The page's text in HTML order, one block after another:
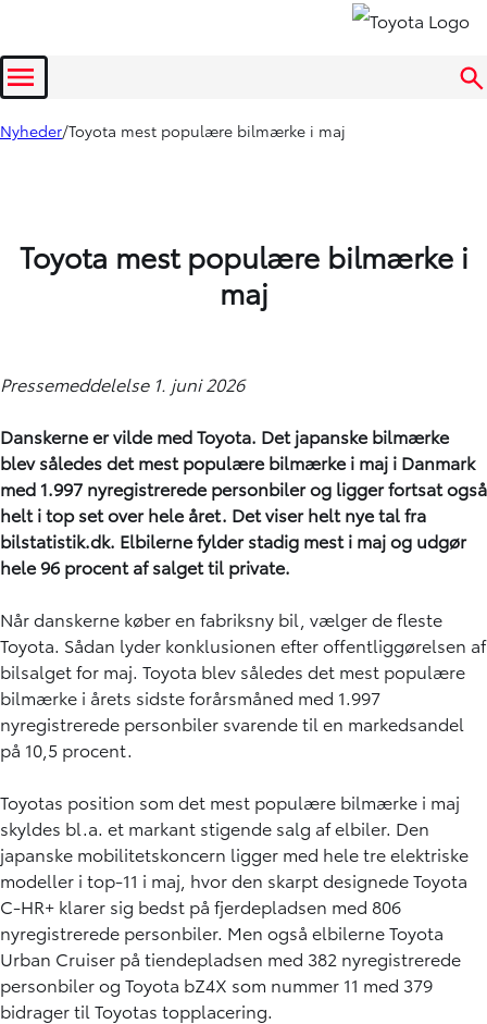
Menu
Nyheder Toyota mest populære bilmærke i maj
Toyota mest populære bilmærke i
maj
Pressemeddelelse 1. juni 2026
Danskerne er vilde med Toyota. Det japanske bilmærke
blev således det mest populære bilmærke i maj i Danmark
med 1.997 nyregistrerede personbiler og ligger fortsat også
helt i top set over hele året. Det viser helt nye tal fra
bilstatistik.dk. Elbilerne fylder stadig mest i maj og udgør
hele 96 procent af salget til private.
Når danskerne køber en fabriksny bil, vælger de fleste
Toyota. Sådan lyder konklusionen efter offentliggørelsen af
bilsalget for maj. Toyota blev således det mest populære
bilmærke i årets sidste forårsmåned med 1.997
nyregistrerede personbiler svarende til en markedsandel
på 10,5 procent.
Toyotas position som det mest populære bilmærke i maj
skyldes bl.a. et markant stigende salg af elbiler. Den
japanske mobilitetskoncern ligger med hele tre elektriske
modeller i top-11 i maj, hvor den skarpt designede Toyota
C-HR+ klarer sig bedst på fjerdepladsen med 806
nyregistrerede personbiler. Men også elbilerne Toyota
Urban Cruiser på tiendepladsen med 382 nyregistrerede
personbiler og Toyota bZ4X som nummer 11 med 379
bidrager til Toyotas topplacering.